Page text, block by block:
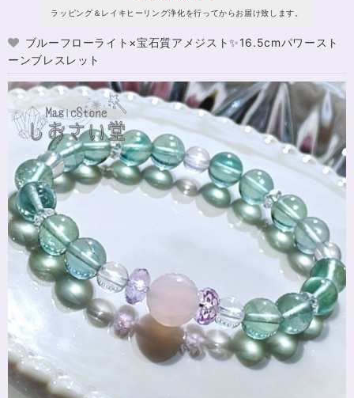
ラッピング＆レイキヒーリング浄化を行ってからお届け致します。
ブルーフローライト×宝石質アメジスト✨16.5cmパワースト
ーンブレスレット